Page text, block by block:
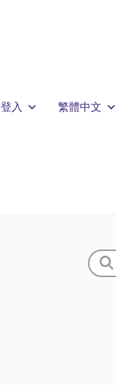
登入 繁體中文